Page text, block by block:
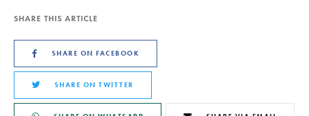
SHARE THIS ARTICLE
SHARE ON FACEBOOK
SHARE ON TWITTER